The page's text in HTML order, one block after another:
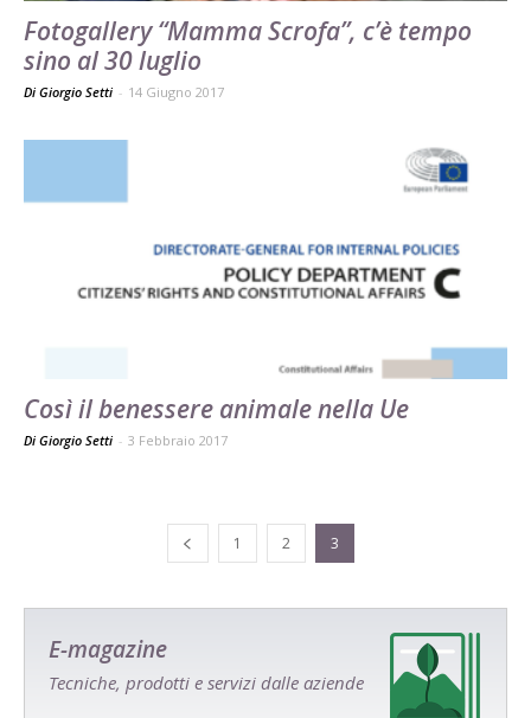
Fotogallery “Mamma Scrofa”, c’è tempo
sino al 30 luglio
Di Giorgio Setti - 14 Giugno 2017
Così il benessere animale nella Ue
Di Giorgio Setti - 3 Febbraio 2017
1 2 3
E-magazine
Tecniche, prodotti e servizi dalle aziende